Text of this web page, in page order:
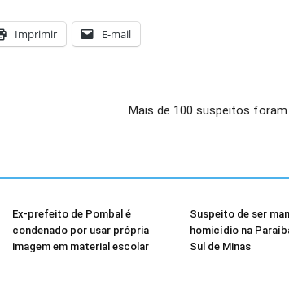
Imprimir E-mail
Mais de 100 suspeitos
Ex-prefeito de Pombal é
condenado por usar própria
imagem em material escolar
Suspeito de ser
homicídio na
Sul de Minas